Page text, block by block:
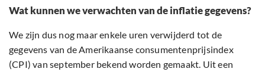
Wat kunnen we verwachten van de inflatie gegevens?
We zijn dus nog maar enkele uren verwijderd tot de
gegevens van de Amerikaanse consumentenprijsindex
(CPI) van september bekend worden gemaakt. Uit een